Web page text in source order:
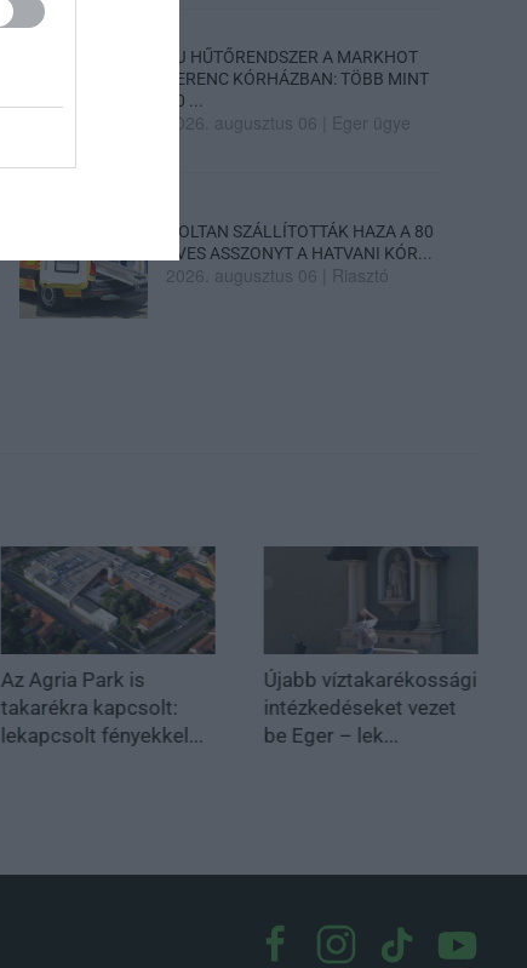
ÚJ HŰTŐRENDSZER A MARKHOT
FERENC KÓRHÁZBAN: TÖBB MINT
70 ...
2026. augusztus 06 Eger ügye
HOLTAN SZÁLLÍTOTTÁK HAZA A 80
ÉVES ASSZONYT A HATVANI KÓR...
2026. augusztus 06 Riasztó
Az Agria Park is
takarékra kapcsolt:
lekapcsolt fényekkel...
Újabb víztakarékossági
intézkedéseket vezet
be Eger – lek...